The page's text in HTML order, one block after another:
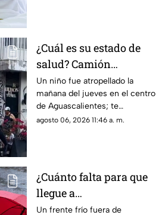
¿Cuál es su estado de
salud? Camión
atropella a niño de 11
años en Aguascalientes
hoy 6 de agosto
Un niño fue atropellado la
mañana del jueves en el centro
de Aguascalientes; te
contamos lo que se sabe del
agosto 06, 2026 11:46 a. m.
¿Cuánto falta para que
llegue a
Aguascalientes? Frente
Un frente frío fuera de